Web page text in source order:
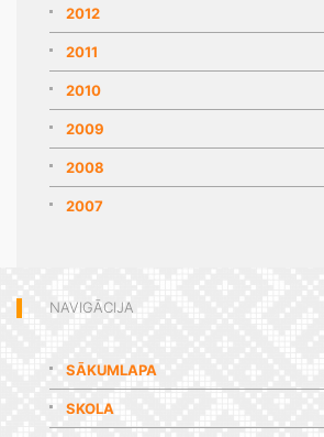
2012
2011
2010
2009
2008
2007
NAVIGĀCIJA
SĀKUMLAPA
SKOLA